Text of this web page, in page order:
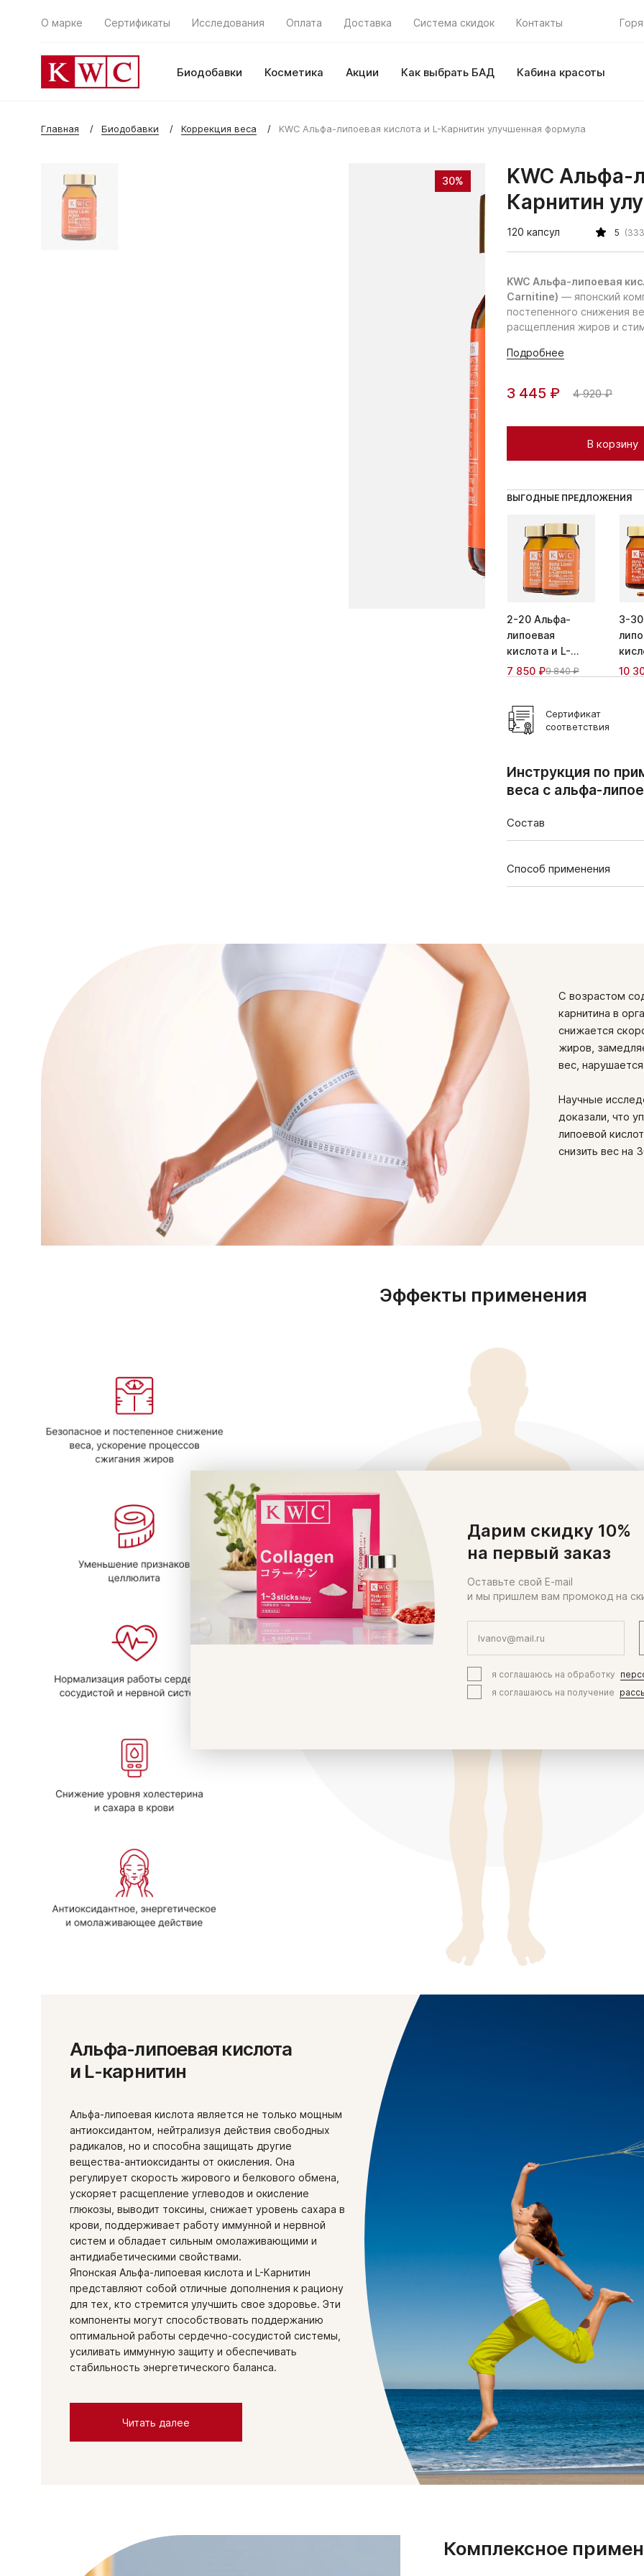
О марке Сертификаты Исследования Оплата Доставка Система скидок Контакты
Биодобавки Косметика Акции Как выбрать БАД Кабина красоты
Главная Биодобавки Коррекция веса KWC Альфа-липоевая кислота и L-Карнитин улучшенная формула
30%
KWC Альфа-
Карнитин
120 капсул 5
KWC Альфа-липоевая
Carnitine) — японский
постепенного снижения
расщепления жиров и
Подробнее
3 445 ₽ 4 920 ₽
В корзину
ВЫГОДНЫЕ ПРЕДЛОЖЕНИЯ
2-20 Альфа-
липоевая
кислота и L-
Карнитин
7 850 ₽9 840 ₽
3-
10
Сертификат
соответствия
Инструкция по
веса с альфа-
Состав
Альфа-липоевая кислота
помогают быстрее
физических нагрузок,
печени. Их сочетание в
укрепить стенки
Способ применения
беременность, период
С возрастом
карнитина в
снижается
жиров,
вес,
Научные
доказали, что
липоевой
снизить вес на
Эффекты применения
Альфа-липоевая кислота
и L-карнитин
Альфа-липоевая кислота является не только мощным
антиоксидантом, нейтрализуя действия свободных
радикалов, но и способна защищать другие
вещества-антиоксиданты от окисления. Она
регулирует скорость жирового и белкового обмена,
ускоряет расщепление углеводов и окисление
глюкозы, выводит токсины, снижает уровень сахара в
крови, поддерживает работу иммунной и нервной
систем и обладает сильным омолаживающими и
антидиабетическими свойствами.
Японская Альфа-липоевая кислота и L-Карнитин
представляют собой отличные дополнения к рациону
для тех, кто стремится улучшить свое здоровье. Эти
компоненты могут способствовать поддержанию
оптимальной работы сердечно-сосудистой системы,
усиливать иммунную защиту и обеспечивать
стабильность энергетического баланса.
Читать далее
Комплексное
Дарим скидку 10%
на первый заказ
Оставьте свой E-mail
и мы пришлем вам промокод на
я соглашаюсь на обработку
я соглашаюсь на получение